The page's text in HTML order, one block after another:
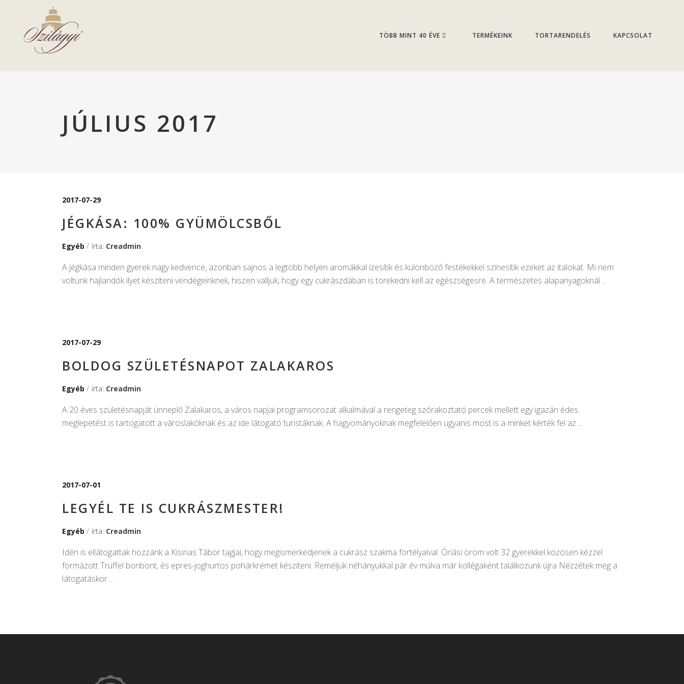
TÖBB MINT 40 ÉVE TERMÉKEINK TORTARENDELÉS KAPCSOLAT
JÚLIUS 2017
2017-07-29
JÉGKÁSA: 100% GYÜMÖLCSBŐL
Egyéb írta: Creadmin
A jégkása minden gyerek nagy kedvence, azonban sajnos a legtöbb helyen aromákkal ízesítik és különböző festékekkel színesítik ezeket az italokat. Mi nem
voltunk hajlandók ilyet készíteni vendégeinknek, hiszen valljuk, hogy egy cukrászdában is törekedni kell az egészségesre. A természetes alapanyagoknál
2017-07-29
BOLDOG SZÜLETÉSNAPOT ZALAKAROS
Egyéb írta: Creadmin
A 20 éves születésnapját ünneplő Zalakaros, a város napjai programsorozat alkalmával a rengeteg szórakoztató percek mellett egy igazán édes
meglepetést is tartogatott a városlakóknak és az ide látogató turistáknak. A hagyományoknak megfelelően ugyanis most is a minket kérték fel az
2017-07-01
LEGYÉL TE IS CUKRÁSZMESTER!
Egyéb írta: Creadmin
Idén is ellátogattak hozzánk a Kisinas Tábor tagjai, hogy megismerkedjenek a cukrász szakma fortélyaival. Óriási öröm volt 32 gyerekkel közösen kézzel
formázott Trüffel bonbont, és epres-joghurtos pohárkrémet készíteni. Reméljük néhányukkal pár év múlva már kollégaként találkozunk újra Nézzétek meg a
látogatáskor